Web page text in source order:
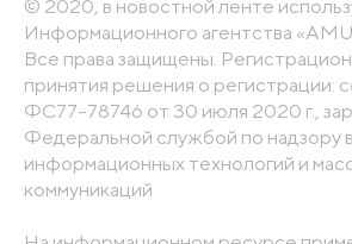
© 2020, в новостной ленте
Информационного агентства
Все права защищены.
принятия решения о
ФС77-78746 от 30 июля 2020 г.,
Федеральной службой по надзору
информационных технологий и
коммуникаций